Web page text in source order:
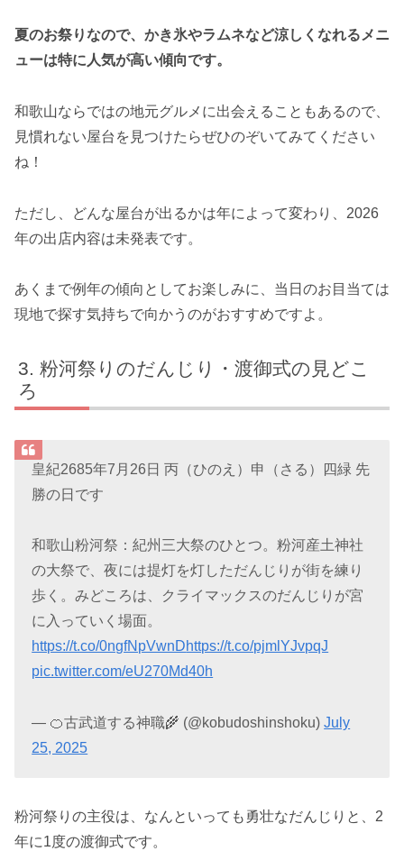
夏のお祭りなので、かき氷やラムネなど涼しくなれるメニ
ューは特に人気が高い傾向です。
和歌山ならではの地元グルメに出会えることもあるので、
見慣れない屋台を見つけたらぜひのぞいてみてください
ね！
ただし、どんな屋台が出るかは年によって変わり、2026
年の出店内容は未発表です。
あくまで例年の傾向としてお楽しみに、当日のお目当ては
現地で探す気持ちで向かうのがおすすめですよ。
粉河祭りのだんじり・渡御式の見どこ
ろ
皇紀2685年7月26日 丙（ひのえ）申（さる）四緑 先
勝の日です
和歌山粉河祭：紀州三大祭のひとつ。粉河産土神社
の大祭で、夜には提灯を灯しただんじりが街を練り
歩く。みどころは、クライマックスのだんじりが宮
に入っていく場面。
https://t.co/0ngfNpVwnDhttps://t.co/pjmlYJvpqJ
pic.twitter.com/eU270Md40h
— 🍊古武道する神職🌾 (@kobudoshinshoku)July
25, 2025
粉河祭りの主役は、なんといっても勇壮なだんじりと、2
年に1度の渡御式です。